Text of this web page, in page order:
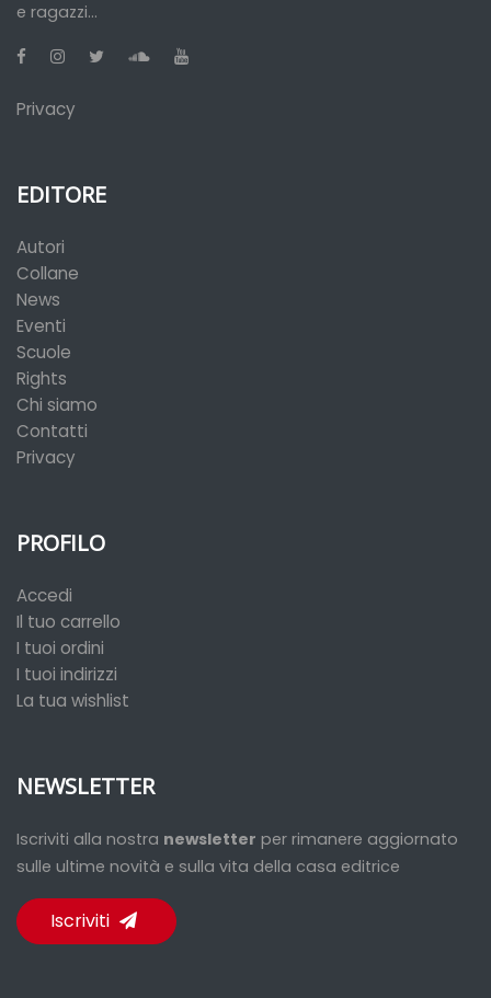
e ragazzi...
Privacy
EDITORE
Autori
Collane
News
Eventi
Scuole
Rights
Chi siamo
Contatti
Privacy
PROFILO
Accedi
Il tuo carrello
I tuoi ordini
I tuoi indirizzi
La tua wishlist
NEWSLETTER
Iscriviti alla nostra newsletter per rimanere aggiornato
sulle ultime novità e sulla vita della casa editrice
Iscriviti